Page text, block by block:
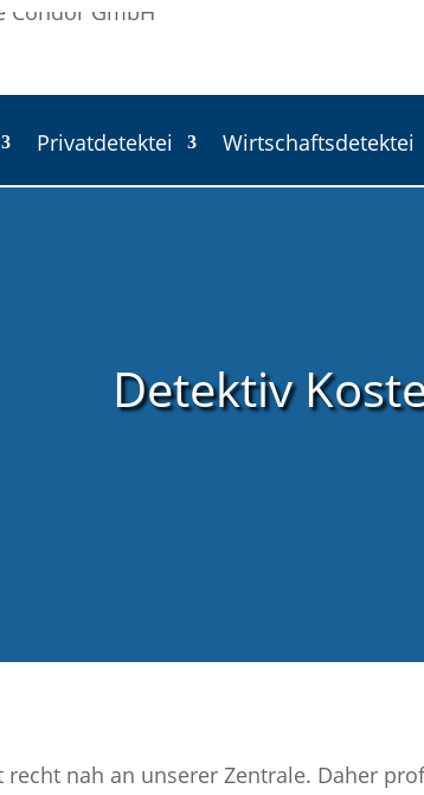
Privatdetektei Wirtschaftsdetektei
Detektiv
recht nah an unserer Zentrale. Daher